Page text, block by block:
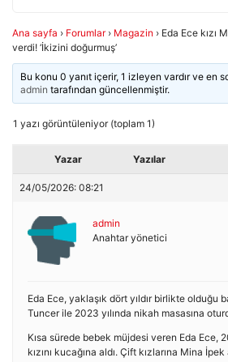
Ana sayfa › Forumlar › Magazin › Eda Ece kızı
verdi! ‘İkizini doğurmuş’
Bu konu 0 yanıt içerir, 1 izleyen vardır ve en
admin tarafından güncellenmiştir.
1 yazı görüntüleniyor (toplam 1)
Yazar Yazılar
24/05/2026: 08:21
admin
Anahtar yönetici
Eda Ece, yaklaşık dört yıldır birlikte olduğu
Tuncer ile 2023 yılında nikah masasına
Kısa sürede bebek müjdesi veren Eda Ece,
kızını kucağına aldı. Çift kızlarına Mina İpek